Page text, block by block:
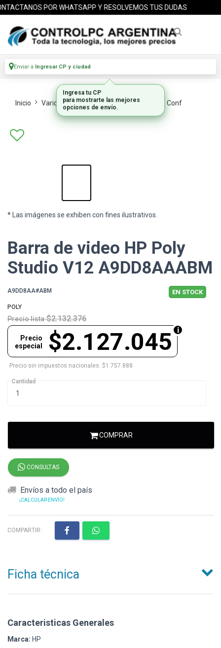
POR WHATSAPP Y RESOLVEMOS TUS DUDAS
Enviar a Ingresar CP y ciudad
Inicio Varios Componentes Camaras Video Conf
* Las imágenes se exhiben con fines ilustrativos.
Barra de video HP Poly
Studio V12 A9DD8AAABM
A9DD8AA#ABM EN STOCK
POLY
Precio lista $2.132.376
$2.127.045
Precio
especial
Precio sin impuestos nacionales: $1.757.888
Cantidad
COMPRAR
CONSULTAS
Envíos a todo el país
¡CALCULAR ENVÍO!
COMPARTIR:
Ficha técnica
Caracteristicas Generales
Marca: HP
Ingresa tu CP
para mostrarte las mejores
opciones de envío.